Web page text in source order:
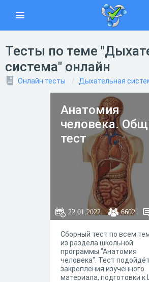
Тесты по теме
система" онлайн
Онлайн тесты Дыхательная
Анатомия
человека.
тест
22.01.2022 6602
Сборный тест по всем
из раздела школьной
программы "Анатомия
человека". Тест
закрепления изученного
материала, подготовки к